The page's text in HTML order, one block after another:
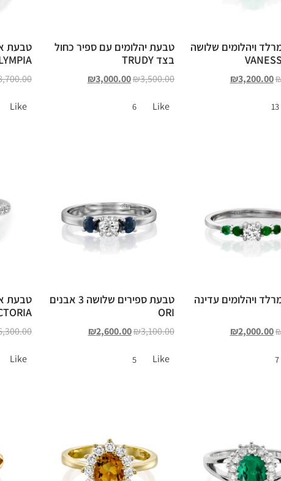
ויהלומים שלושה
₪3,200.00
13
טבעת יהלומים עם ספיר כחול
בצד TRUDY
₪3,500.00
₪3,000.00
Like
6
טבעת
Like
ויהלומים עדינה
₪2,000.00
7
טבעת ספירים שלושה 3 אבנים
ORI
₪3,100.00
₪2,600.00
Like
5
טבעת
Like